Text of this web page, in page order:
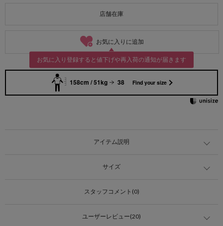
店舗在庫
お気に入りに追加
お気に入り登録すると値下げや再入荷の通知が届きます
158cm / 51kg 38 Find your size
アイテム説明
サイズ
スタッフコメント(0)
ユーザーレビュー(20)